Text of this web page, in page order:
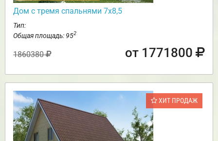
Дом с тремя спальнями 7х8,5
Тип:
Общая площадь: 952
1860380 от 1771800
ХИТ ПРОДАЖ